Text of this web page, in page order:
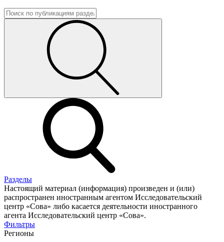
Разделы
Настоящий материал (информация) произведен и (или)
распространен иностранным агентом Исследовательский
центр «Сова» либо касается деятельности иностранного
агента Исследовательский центр «Сова».
Фильтры
Регионы